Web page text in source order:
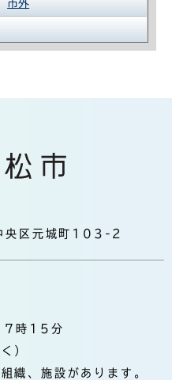
市外
区元城町103-2
時15分
）
織、施設があります。